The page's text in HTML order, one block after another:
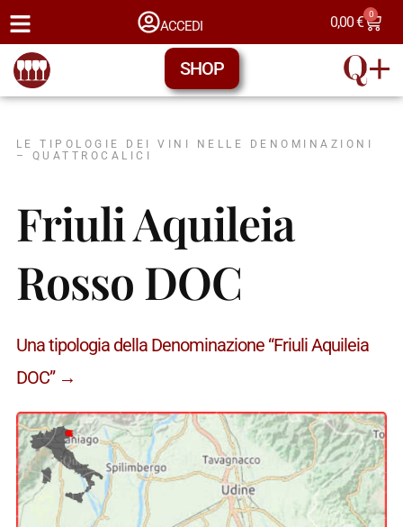
ACCEDI 0,00€ 0
SHOP
LE TIPOLOGIE DEI VINI NELLE DENOMINAZIONI
– QUATTROCALICI
Friuli Aquileia
Rosso DOC
Una tipologia della Denominazione “Friuli Aquileia
DOC” →